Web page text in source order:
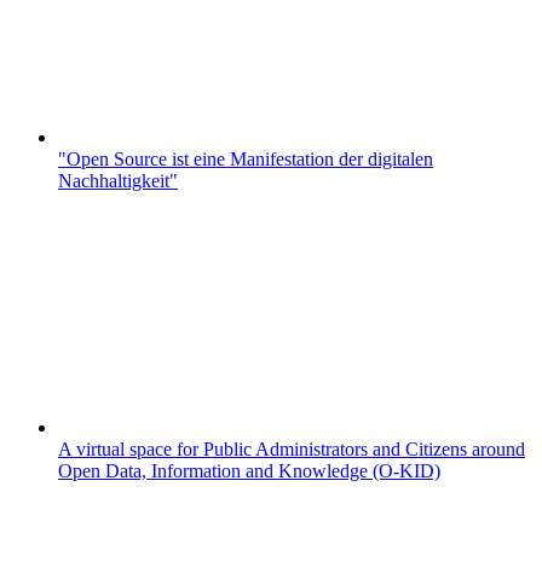
"Open Source ist eine Manifestation der digitalen
Nachhaltigkeit"
A virtual space for Public Administrators and Citizens around
Open Data, Information and Knowledge (O-KID)